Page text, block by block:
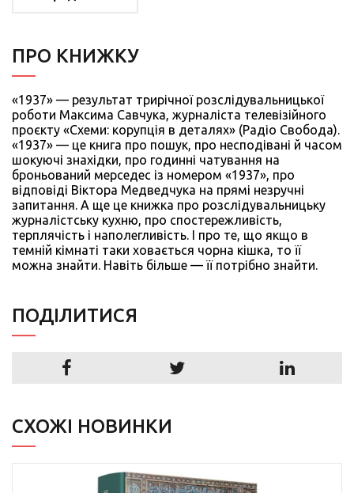
ПРО КНИЖКУ
«1937» — результат трирічної розслідувальницької
роботи Максима Савчука, журналіста телевізійного
проєкту «Схеми: корупція в деталях» (Радіо Свобода).
«1937» — це книга про пошук, про несподівані й часом
шокуючі знахідки, про годинні чатування на
броньований мерседес із номером «1937», про
відповіді Віктора Медведчука на прямі незручні
запитання. А ще це книжка про розслідувальницьку
журналістську кухню, про спостережливість,
терплячість і наполегливість. І про те, що якщо в
темній кімнаті таки ховається чорна кішка, то її
можна знайти. Навіть більше — її потрібно знайти.
ПОДIЛИТИСЯ
СХОЖІ НОВИНКИ